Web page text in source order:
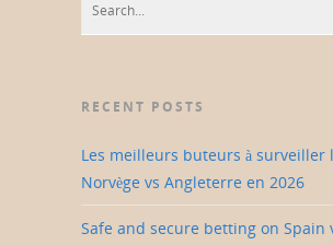
RECENT POSTS
Les meilleurs buteurs à surveiller
Norvège vs Angleterre en 2026
Safe and secure betting on Spain